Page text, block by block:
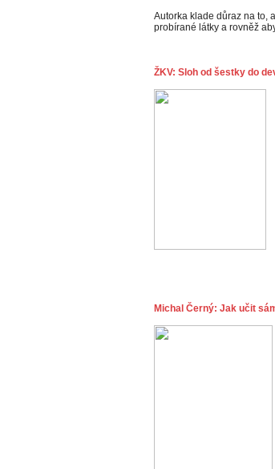
Autorka klade důraz na to,
probírané látky a rovněž
ŽKV: Sloh od šestky do
Michal Černý: Jak učit